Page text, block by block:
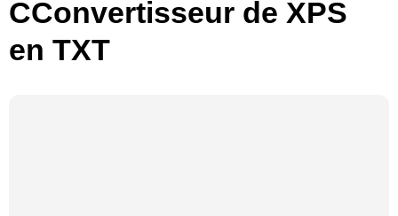
СConvertisseur de XPS
en TXT